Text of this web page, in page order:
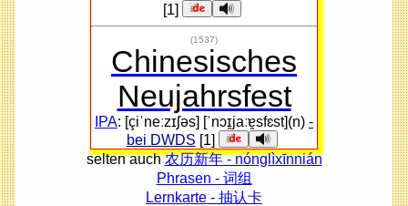
[1]
(1537)
Chinesisches
Neujahrsfest
IPA: [çiˈneːzɪʃəs] [ˈnɔɪ̯jaːɐ̯sfɛst](n) -
bei DWDS [1]
selten auch农历新年 - nónglìxīnnián
Phrasen - 词组
Lernkarte - 抽认卡